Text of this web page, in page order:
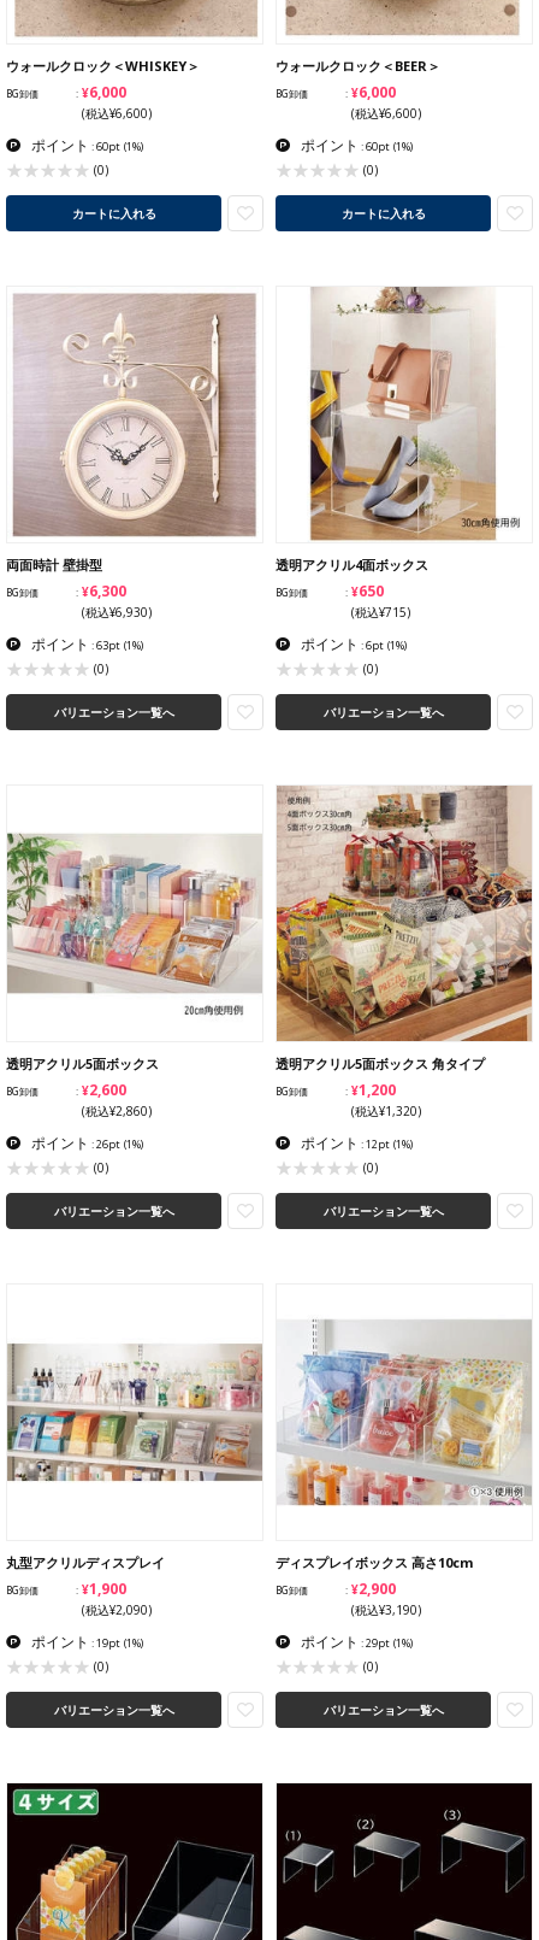
ウォールクロック＜WHISKEY＞
BG卸価 ¥6,000
(税込¥6,600)
ポイント : 60pt (1%)
(0)
カートに入れる
ウォールクロック＜BEER＞
BG卸価 ¥6,000
(税込¥6,600)
ポイント : 60pt (1%)
(0)
カートに入れる
両面時計 壁掛型
BG卸価 ¥6,300
(税込¥6,930)
ポイント : 63pt (1%)
(0)
バリエーション一覧へ
透明アクリル4面ボックス
BG卸価 ¥650
(税込¥715)
ポイント : 6pt (1%)
(0)
バリエーション一覧へ
透明アクリル5面ボックス
BG卸価 ¥2,600
(税込¥2,860)
ポイント : 26pt (1%)
(0)
バリエーション一覧へ
透明アクリル5面ボックス 角タイプ
BG卸価 ¥1,200
(税込¥1,320)
ポイント : 12pt (1%)
(0)
バリエーション一覧へ
丸型アクリルディスプレイ
BG卸価 ¥1,900
(税込¥2,090)
ポイント : 19pt (1%)
(0)
バリエーション一覧へ
ディスプレイボックス 高さ10cm
BG卸価 ¥2,900
(税込¥3,190)
ポイント : 29pt (1%)
(0)
バリエーション一覧へ